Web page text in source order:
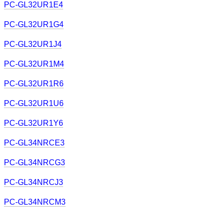
PC-GL32UR1E4
PC-GL32UR1G4
PC-GL32UR1J4
PC-GL32UR1M4
PC-GL32UR1R6
PC-GL32UR1U6
PC-GL32UR1Y6
PC-GL34NRCE3
PC-GL34NRCG3
PC-GL34NRCJ3
PC-GL34NRCM3